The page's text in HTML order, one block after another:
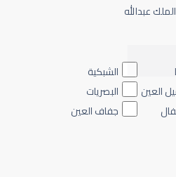
الشبكية
العين
البصريات
جفاف العين